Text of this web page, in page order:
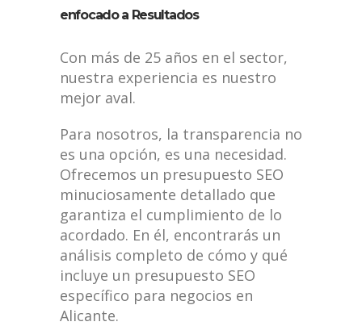
enfocado a Resultados
Con más de 25 años en el sector,
nuestra experiencia es nuestro
mejor aval.
Para nosotros, la transparencia no
es una opción, es una necesidad.
Ofrecemos un presupuesto SEO
minuciosamente detallado que
garantiza el cumplimiento de lo
acordado. En él, encontrarás un
análisis completo de cómo y qué
incluye un presupuesto SEO
específico para negocios en
Alicante.